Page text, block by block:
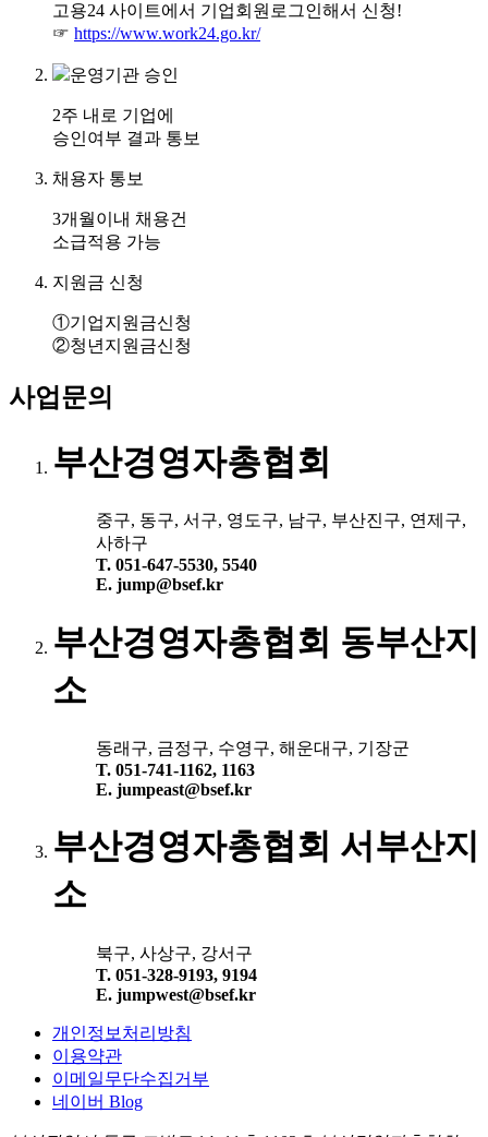
고용24 사이트에서 기업회원로그인해서 신청!
☞ https://www.work24.go.kr/
운영기관 승인
2주 내로 기업에
승인여부 결과 통보
채용자 통보
3개월이내 채용건
소급적용 가능
지원금 신청
①기업지원금신청
②청년지원금신청
사업문의
부산경영자총협회
중구, 동구, 서구, 영도구, 남구, 부산진구, 연제구,
사하구
T. 051-647-5530, 5540
E. jump@bsef.kr
부산경영자총협회 동부산지
소
동래구, 금정구, 수영구, 해운대구, 기장군
T. 051-741-1162, 1163
E. jumpeast@bsef.kr
부산경영자총협회 서부산지
소
북구, 사상구, 강서구
T. 051-328-9193, 9194
E. jumpwest@bsef.kr
개인정보처리방침
이용약관
이메일무단수집거부
네이버 Blog